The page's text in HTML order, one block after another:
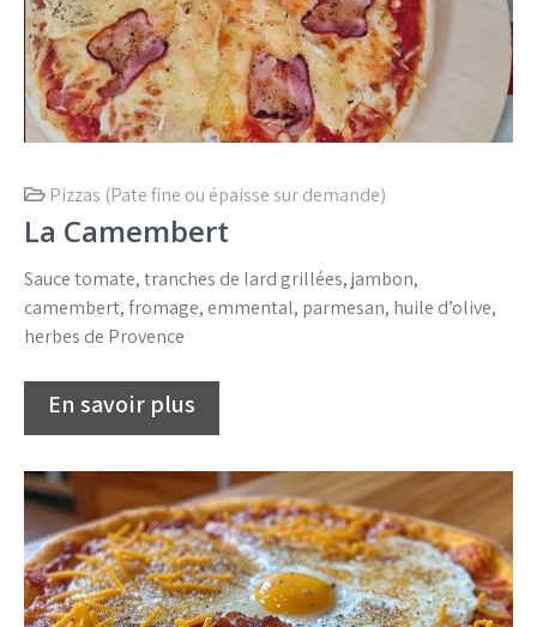
Pizzas (Pate fine ou épaisse sur demande)
La Camembert
Sauce tomate, tranches de lard grillées, jambon,
camembert, fromage, emmental, parmesan, huile d’olive,
herbes de Provence